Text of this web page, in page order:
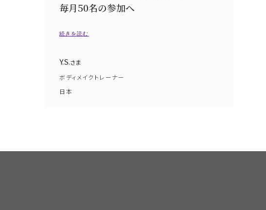
毎月50名の参加へ
続きを読む
Y.S.さま
ボディメイクトレーナー
日本